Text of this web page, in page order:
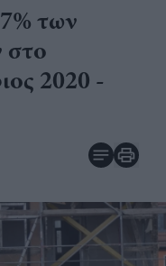
των
στο
2020 -